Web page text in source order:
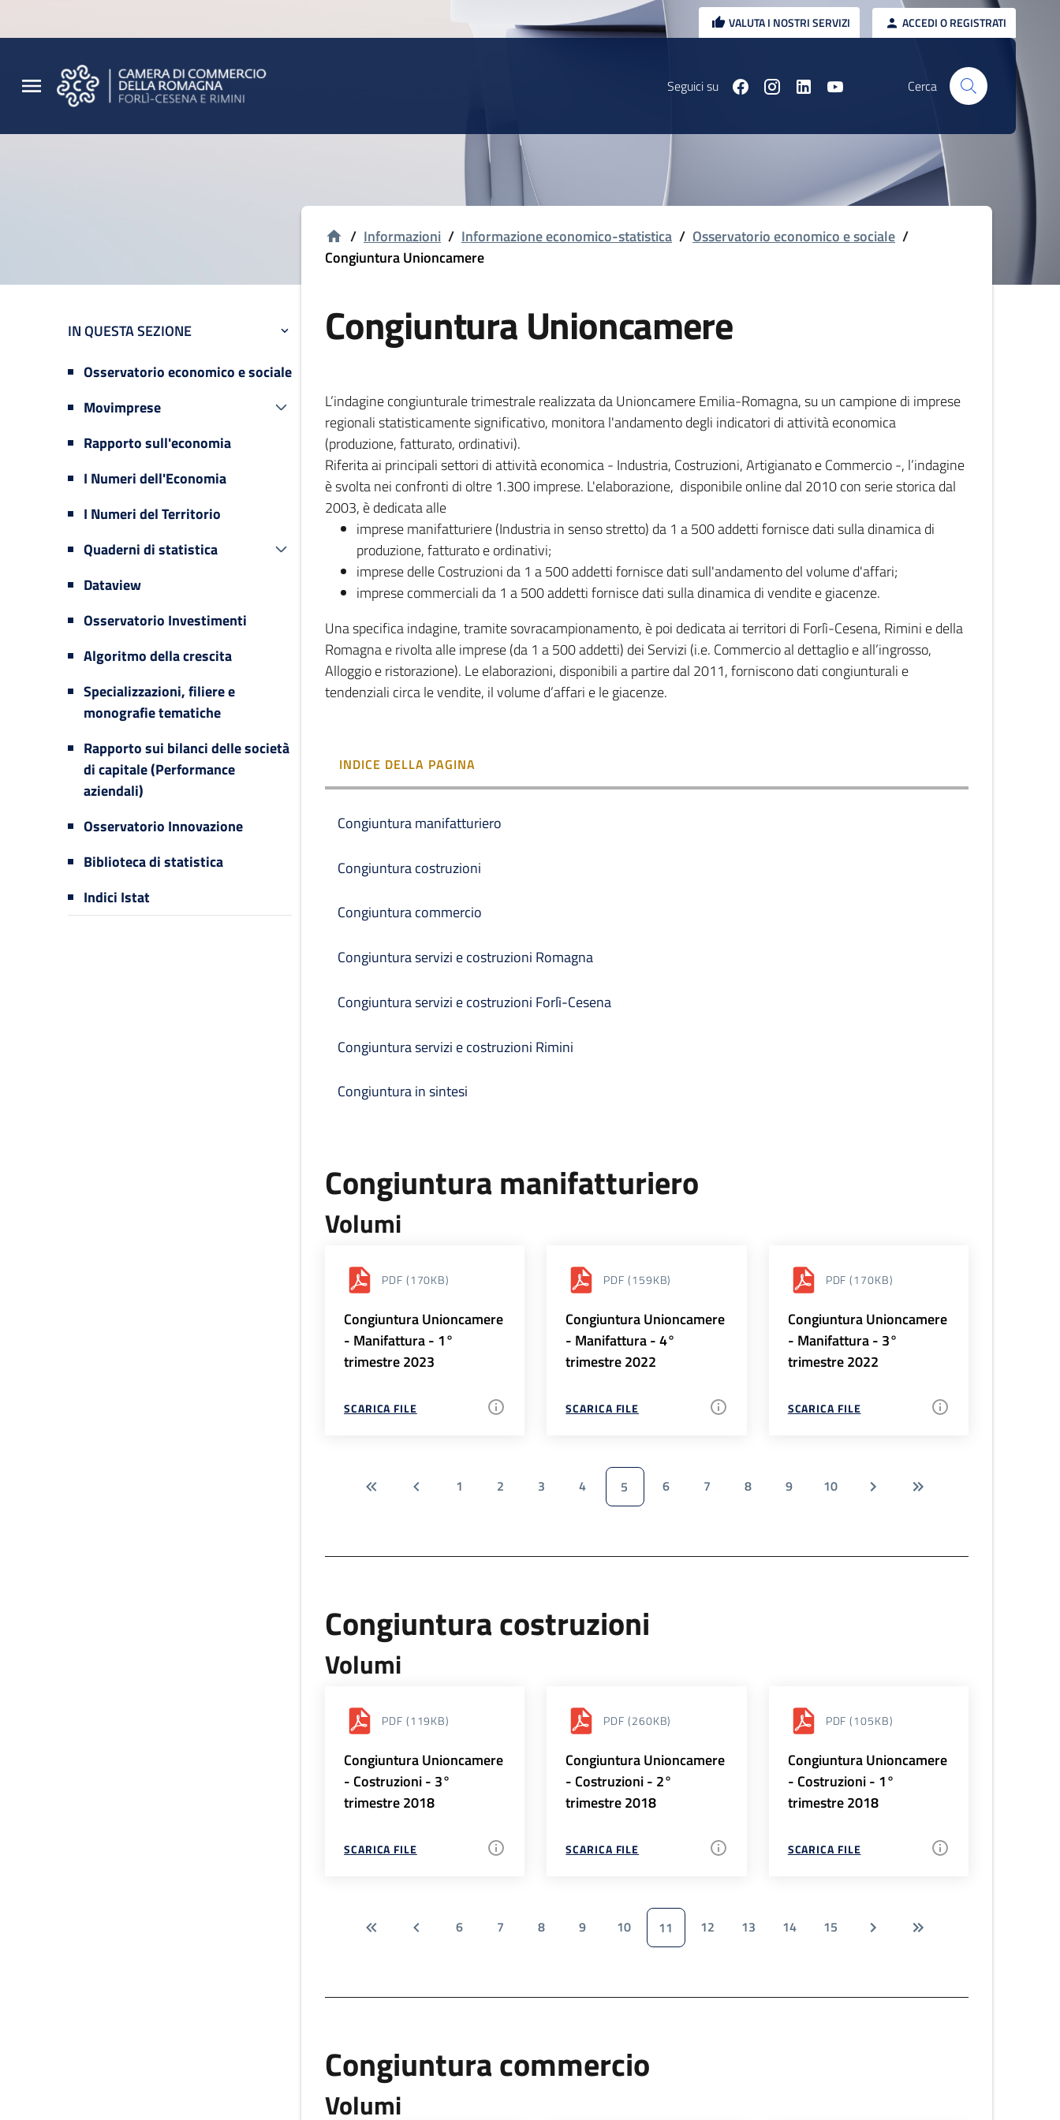
VALUTA I NOSTRI SERVIZI ACCEDI O REGISTRATI
Seguici su Cerca
IN QUESTA SEZIONE
Osservatorio economico e sociale
Movimprese
Rapporto sull'economia
I Numeri dell'Economia
I Numeri del Territorio
Quaderni di statistica
Dataview
Osservatorio Investimenti
Algoritmo della crescita
Specializzazioni, filiere e
monografie tematiche
Rapporto sui bilanci delle società
di capitale (Performance
aziendali)
Osservatorio Innovazione
Biblioteca di statistica
Indici Istat
/ Informazioni / Informazione economico-statistica / Osservatorio economico e sociale /
Congiuntura Unioncamere
Congiuntura Unioncamere
L’indagine congiunturale trimestrale realizzata da Unioncamere Emilia-Romagna, su un campione di imprese
regionali statisticamente significativo, monitora l'andamento degli indicatori di attività economica
(produzione, fatturato, ordinativi).
Riferita ai principali settori di attività economica - Industria, Costruzioni, Artigianato e Commercio -, l’indagine
è svolta nei confronti di oltre 1.300 imprese. L'elaborazione, disponibile online dal 2010 con serie storica dal
2003, è dedicata alle
imprese manifatturiere (Industria in senso stretto) da 1 a 500 addetti fornisce dati sulla dinamica di
produzione, fatturato e ordinativi;
imprese delle Costruzioni da 1 a 500 addetti fornisce dati sull'andamento del volume d'affari;
imprese commerciali da 1 a 500 addetti fornisce dati sulla dinamica di vendite e giacenze.
Una specifica indagine, tramite sovracampionamento, è poi dedicata ai territori di Forlì-Cesena, Rimini e della
Romagna e rivolta alle imprese (da 1 a 500 addetti) dei Servizi (i.e. Commercio al dettaglio e all’ingrosso,
Alloggio e ristorazione). Le elaborazioni, disponibili a partire dal 2011, forniscono dati congiunturali e
tendenziali circa le vendite, il volume d’affari e le giacenze.
INDICE DELLA PAGINA
Congiuntura manifatturiero
Congiuntura costruzioni
Congiuntura commercio
Congiuntura servizi e costruzioni Romagna
Congiuntura servizi e costruzioni Forlì-Cesena
Congiuntura servizi e costruzioni Rimini
Congiuntura in sintesi
Congiuntura manifatturiero
Volumi
PDF (170KB)
Congiuntura Unioncamere
- Manifattura - 1°
trimestre 2023
SCARICA FILE
PDF (159KB)
Congiuntura Unioncamere
- Manifattura - 4°
trimestre 2022
SCARICA FILE
PDF (170KB)
Congiuntura Unioncamere
- Manifattura - 3°
trimestre 2022
SCARICA FILE
1 2 3 4 5 6 7 8 9 10
Congiuntura costruzioni
Volumi
PDF (119KB)
Congiuntura Unioncamere
- Costruzioni - 3°
trimestre 2018
SCARICA FILE
PDF (260KB)
Congiuntura Unioncamere
- Costruzioni - 2°
trimestre 2018
SCARICA FILE
PDF (105KB)
Congiuntura Unioncamere
- Costruzioni - 1°
trimestre 2018
SCARICA FILE
6 7 8 9 10 11 12 13 14 15
Congiuntura commercio
Volumi